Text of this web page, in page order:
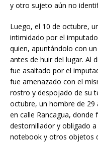
y otro sujeto aún no
Luego, el 10 de octubre,
intimidado por el
quien, apuntándolo con
antes de huir del lugar. Al
fue asaltado por el
fue amenazado con el
rostro y despojado de su
octubre, un hombre de
en calle Rancagua, donde
destornillador y obligado
notebook y otros objetos